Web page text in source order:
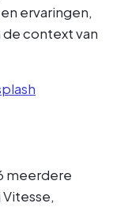
ervaringen,
context van
meerdere